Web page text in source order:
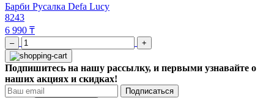
Барби Русалка Defa Lucy
8243
6 990 ₸
– +
Подпишитесь на нашу рассылку, и первыми узнавайте о
наших акциях и скидках!
Подписаться